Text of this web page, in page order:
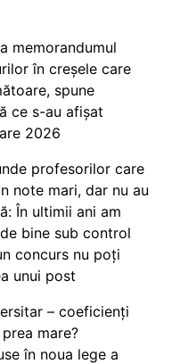
memorandumul
în creșele care
spune
ce s-au afișat
2026
profesorilor care
note mari, dar nu au
În ultimii ani am
bine sub control
concurs nu poți
unui post
– coeficienți
mare?
în noua lege a